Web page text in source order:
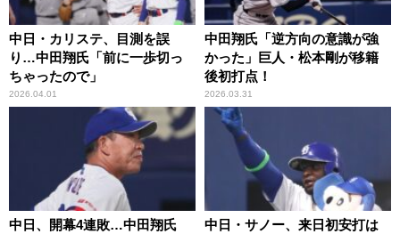
中日・カリステ、目測を誤
り…中田翔氏「前に一歩切っ
ちゃったので」
2026.04.01
中田翔氏「逆方向の意識が強
かった」巨人・松本剛が移籍
後初打点！
2026.03.31
中日、開幕4連敗…中田翔氏
中日・サノー、来日初安打は